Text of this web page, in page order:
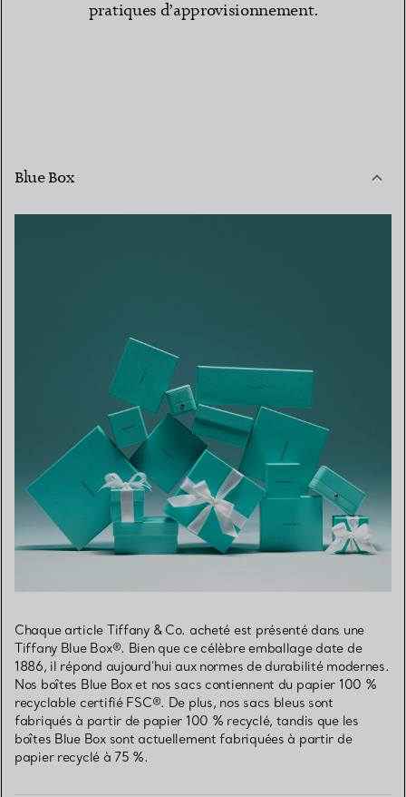
pratiques d’approvisionnement.
Blue Box
Chaque article Tiffany & Co. acheté est présenté dans une
Tiffany Blue Box®. Bien que ce célèbre emballage date de
1886, il répond aujourd’hui aux normes de durabilité modernes.
Nos boîtes Blue Box et nos sacs contiennent du papier 100 %
recyclable certifié FSC®. De plus, nos sacs bleus sont
fabriqués à partir de papier 100 % recyclé, tandis que les
boîtes Blue Box sont actuellement fabriquées à partir de
papier recyclé à 75 %.